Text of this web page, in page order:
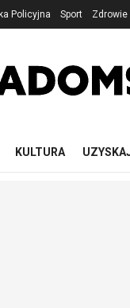
Policyjna Sport Zdrowie
KULTURA